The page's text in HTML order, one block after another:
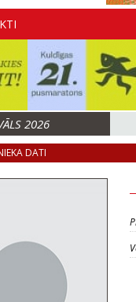
2026
DATI